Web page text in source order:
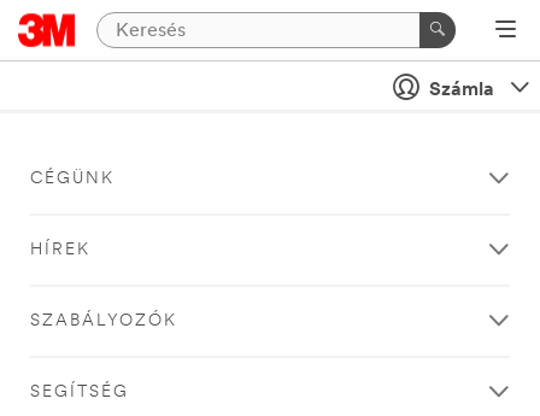
Számla
CÉGÜNK
HÍREK
SZABÁLYOZÓK
SEGÍTSÉG